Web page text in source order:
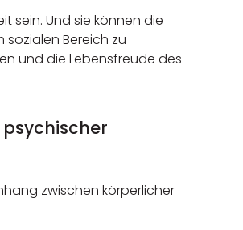
sein. Und sie können die
sozialen Bereich zu
und die Lebensfreude des
zwischen körperlicher